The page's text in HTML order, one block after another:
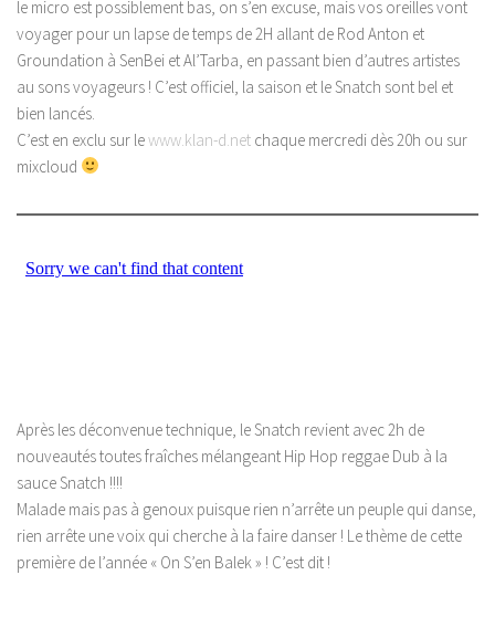
le micro est possiblement bas, on s’en excuse, mais vos oreilles vont
voyager pour un lapse de temps de 2H allant de Rod Anton et
Groundation à SenBei et Al’Tarba, en passant bien d’autres artistes
au sons voyageurs ! C’est officiel, la saison et le Snatch sont bel et
bien lancés.
C’est en exclu sur lewww.klan-d.net chaque mercredi dès 20h ou sur
mixcloud
Après les déconvenue technique, le Snatch revient avec 2h de
nouveautés toutes fraîches mélangeant Hip Hop reggae Dub à la
sauce Snatch !!!!
Malade mais pas à genoux puisque rien n’arrête un peuple qui danse,
rien arrête une voix qui cherche à la faire danser ! Le thème de cette
première de l’année « On S’en Balek » ! C’est dit !